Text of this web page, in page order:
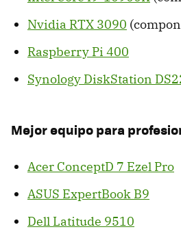
Nvidia RTX 3090
Raspberry Pi 400
Synology DiskStation
Mejor equipo para
Acer ConceptD 7 Ezel Pro
ASUS ExpertBook B9
Dell Latitude 9510